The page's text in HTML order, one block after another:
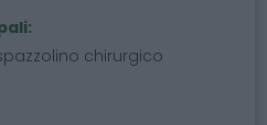
chirurgico